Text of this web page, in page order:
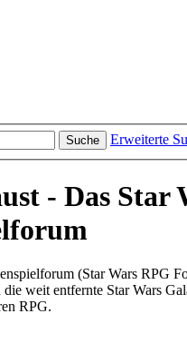
Suche Erweiterte
- Das Star
(Star Wars RPG
weit entfernte Star Wars
RPG.